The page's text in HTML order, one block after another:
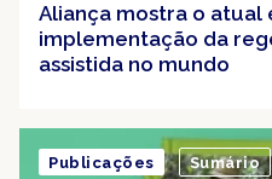
Aliança mostra o atual
implementação da
assistida no mundo
Publicações Sumário